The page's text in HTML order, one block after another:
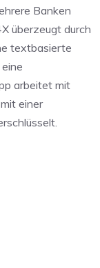
Banken
überzeugt durch
textbasierte
arbeitet mit
einer